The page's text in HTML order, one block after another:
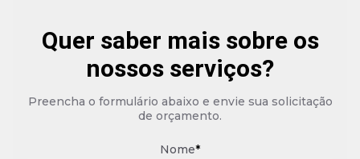
Quer saber mais sobre os
nossos serviços?
Preencha o formulário abaixo e envie sua solicitação
de orçamento.
Nome*